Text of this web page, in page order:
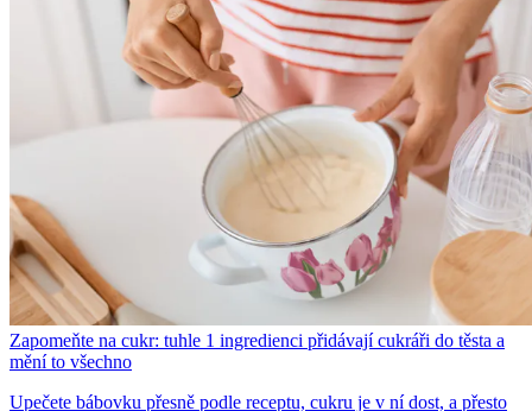
Zapomeňte na cukr: tuhle 1 ingredienci přidávají cukráři do těsta a
mění to všechno
Upečete bábovku přesně podle receptu, cukru je v ní dost, a přesto